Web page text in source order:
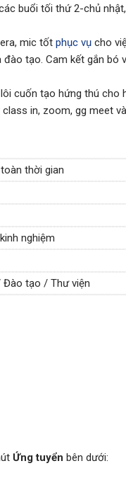
buổi tối thứ 2-chủ
mic tốt phục vụ cho
tạo. Cam kết gắn
cuốn tạo hứng thú cho
in, zoom, gg meet
thời gian
nghiệm
Đào tạo / Thư viện
Ứng tuyển bên dưới: